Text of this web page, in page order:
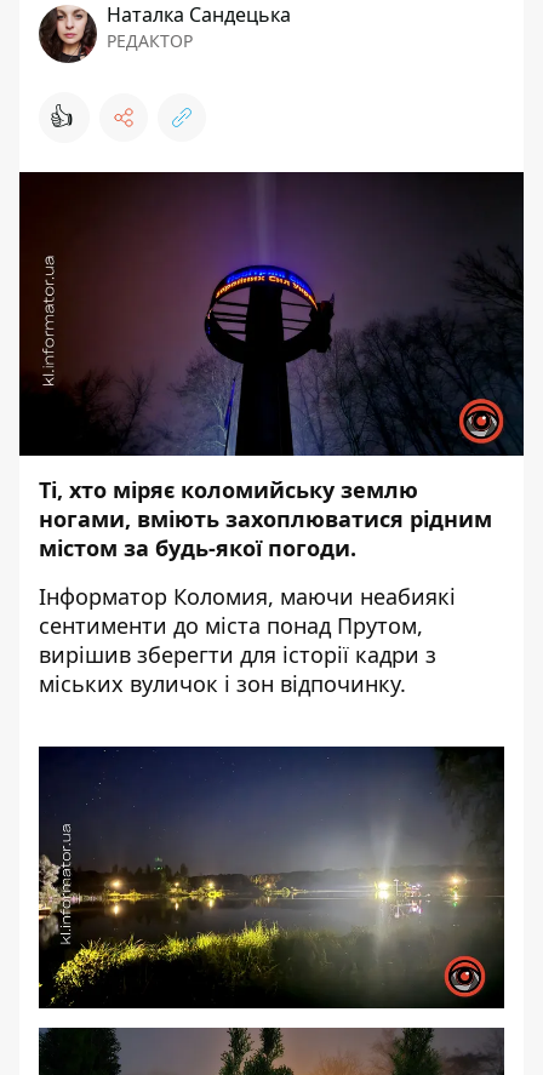
Наталка Сандецька
РЕДАКТОР
👍
Ті, хто міряє коломийську землю
ногами, вміють захоплюватися рідним
містом за будь-якої погоди.
Інформатор Коломия, маючи неабиякі
сентименти до міста понад Прутом,
вирішив зберегти для історії кадри з
міських вуличок і зон відпочинку.